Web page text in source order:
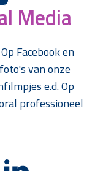
Media
Facebook en
van onze
e.d. Op
professioneel